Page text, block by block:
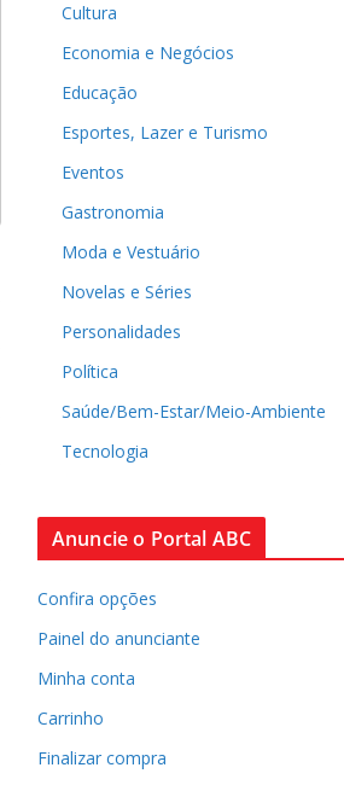
Cultura
Economia e Negócios
Educação
Esportes, Lazer e Turismo
Eventos
Gastronomia
Moda e Vestuário
Novelas e Séries
Personalidades
Política
Saúde/Bem-Estar/Meio-Ambiente
Tecnologia
Anuncie o Portal ABC
Confira opções
Painel do anunciante
Minha conta
Carrinho
Finalizar compra